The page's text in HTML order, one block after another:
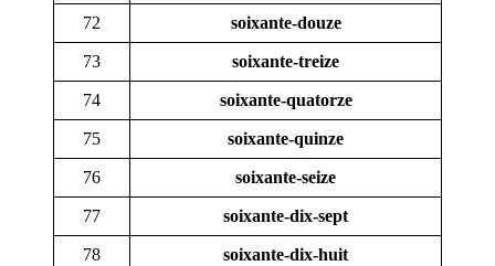
soixante-douze
72
soixante-treize
73
soixante-quatorze
74
soixante-quinze
75
soixante-seize
76
soixante-dix-sept
77
soixante-dix-huit
78